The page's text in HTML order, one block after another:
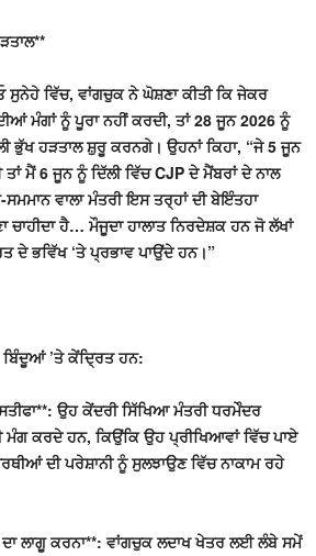
ਸੁਨੇਹੇ ਵਿੱਚ, ਵਾਂਗਚੁਕ ਨੇ ਘੋਸ਼ਣਾ ਕੀਤੀ ਕਿ ਜੇਕਰ
ਮੰਗਾਂ ਨੂੰ ਪੂਰਾ ਨਹੀਂ ਕਰਦੀ, ਤਾਂ 28 ਜੂਨ 2026 ਨੂੰ
ਭੁੱਖ ਹੜਤਾਲ ਸ਼ੁਰੂ ਕਰਨਗੇ। ਉਹਨਾਂ ਕਿਹਾ, “ਜੇ 5 ਜੂਨ
ਮੈਂ 6 ਜੂਨ ਨੂੰ ਦਿੱਲੀ ਵਿੱਚ CJP ਦੇ ਮੈਂਬਰਾਂ ਦੇ ਨਾਲ
ਵਾਲਾ ਮੰਤਰੀ ਇਸ ਤਰ੍ਹਾਂ ਦੀ ਬੇਇੰਤਹਾ
ਚਾਹੀਦਾ ਹੈ… ਮੌਜੂਦਾ ਹਾਲਾਤ ਨਿਰਦੇਸ਼ਕ ਹਨ ਜੋ ਲੱਖਾਂ
ਦੇ ਭਵਿੱਖ ‘ਤੇ ਪ੍ਰਭਾਵ ਪਾਉਂਦੇ ਹਨ।”
’ਤੇ ਕੇਂਦ੍ਰਿਤ ਹਨ:
ਉਹ ਕੇਂਦਰੀ ਸਿੱਖਿਆ ਮੰਤਰੀ ਧਰਮੇੰਦਰ
ਮੰਗ ਕਰਦੇ ਹਨ, ਕਿਉਂਕਿ ਉਹ ਪ੍ਰੀਖਿਆਵਾਂ ਵਿੱਚ ਪਾਏ
ਦੀ ਪਰੇਸ਼ਾਨੀ ਨੂੰ ਸੁਲਝਾਉਣ ਵਿੱਚ ਨਾਕਾਮ ਰਹੇ
ਲਾਗੂ ਕਰਨਾ**: ਵਾਂਗਚੁਕ ਲਦਾਖ ਖੇਤਰ ਲਈ ਲੰਬੇ ਸਮੇਂ